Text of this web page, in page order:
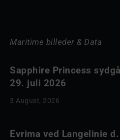
Maritime billeder & Data
Sapphire Princess
29. juli 2026
3 August, 2026
Evrima ved Langelinie